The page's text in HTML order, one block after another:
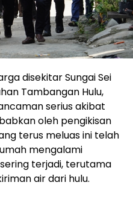
disekitar Sungai Sei
Tambangan Hulu,
serius akibat
oleh pengikisan
terus meluas ini telah
mengalami
terjadi, terutama
air dari hulu.